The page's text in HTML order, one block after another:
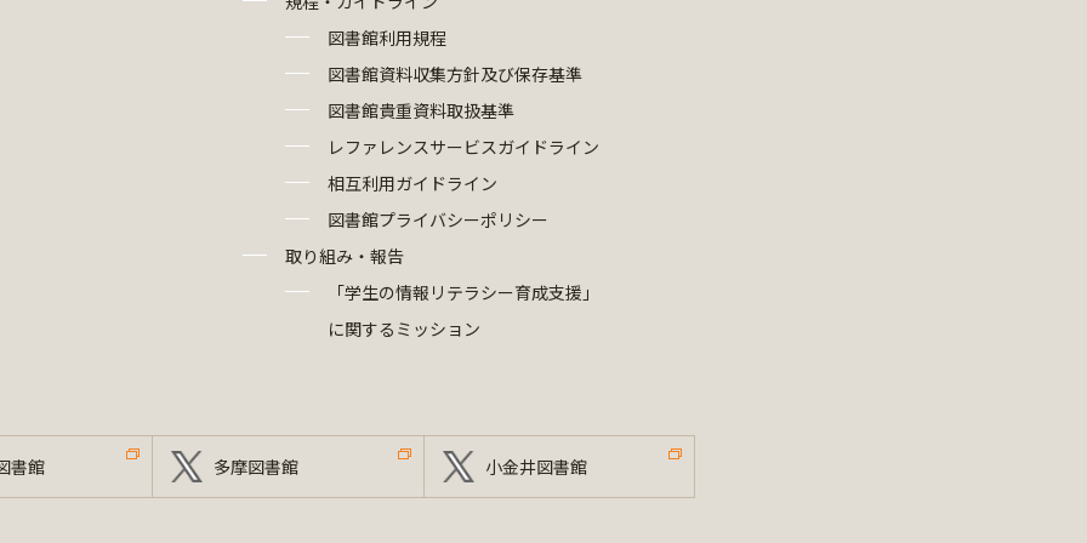
図書館利用規程
図書館資料収集方針及び保存基準
図書館貴重資料取扱基準
レファレンスサービスガイドライン
相互利用ガイドライン
図書館プライバシーポリシー
取り組み・報告
「学生の情報リテラシー育成支援」
に関するミッション
書館 多摩図書館 小金井図書館